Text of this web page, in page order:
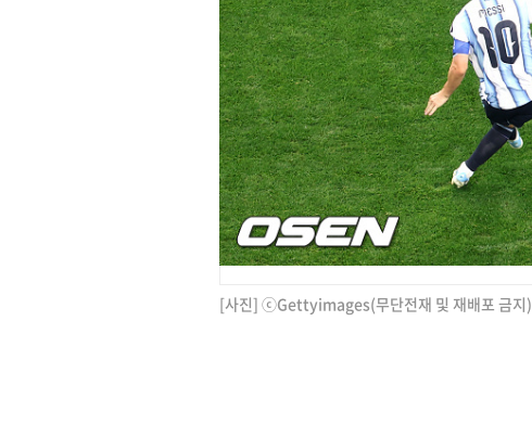
[사진] ⓒGettyimages(무단전재 및 재배포 금지)